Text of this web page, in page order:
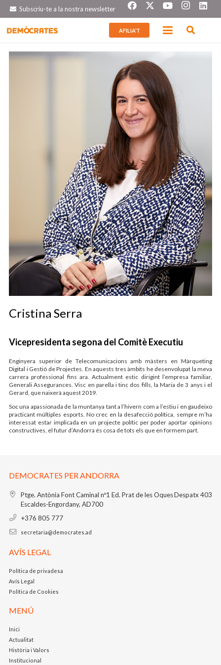
Subscriu-te a la nostra newsletter
AFILIA’T
Cristina Serra
Vicepresidenta segona del Comitè Executiu
Enginyera superior de Telecomunicacions amb màsters en Màrqueting
Digital i Gestió de Projectes. En aquests tres àmbits he desenvolupat la meva
carrera professional fins ara. Actualment estic dirigint l’empresa familiar,
Generali Assegurances. Visc en parella i tinc dos fills, la Maria de 3 anys i el
Gerard, que naixerà aquest 2019.
Soc una apassionada de la muntanya tant a l’hivern com a l’estiu i en gaudeixo
practicant múltiples esports. No crec en la desafecció política, sempre m’ha
interessat estar implicada en un projecte polític per poder aportar opinions
constructives, el futur d’Andorra és cosa de tots els que en formem part.
DEMOCRATES PER ANDORRA
Ptge. Antònia Font Caminal nº1 Ed. Prat de les OquesDespatx 403
Escaldes-Engordany, AD700
+376 805 777
secretaria@democrates.ad
AVÍS LEGAL
Política de privadesa
Avís Legal
Política de Cookies
MENÚ
Inici
Actualitat
Història i Valors
Institucional